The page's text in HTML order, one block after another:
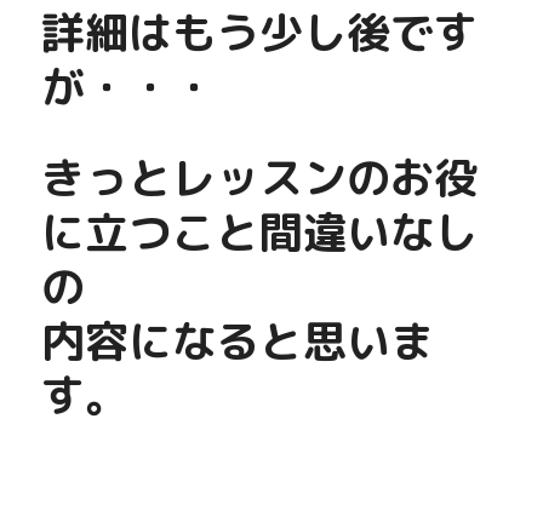
詳細はもう少し後です
が・・・
きっとレッスンのお役
に立つこと間違いなし
の
内容になると思いま
す。